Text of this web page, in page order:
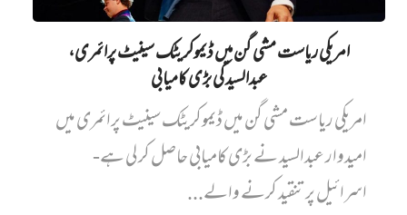
امریکی ریاست مشی گن میں ڈیموکریٹک سینیٹ پرائمری،
عبدالسید کی بڑی کامیابی
امریکی ریاست مشی گن میں ڈیموکریٹک سینیٹ پرائمری میں‌
امیدوار عبدالسید نے بڑی کامیابی حاصل کر لی ہے-
اسرائیل پر تنقید کرنے والے...